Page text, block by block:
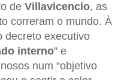
de Villavicencio, as
correram o mundo. À
decreto executivo
interno” e
num “objetivo